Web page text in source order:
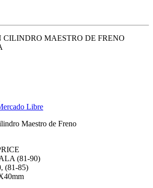
CILINDRO MAESTRO DE FRENO
Libre
Maestro de Freno
(81-90)
(81-85)